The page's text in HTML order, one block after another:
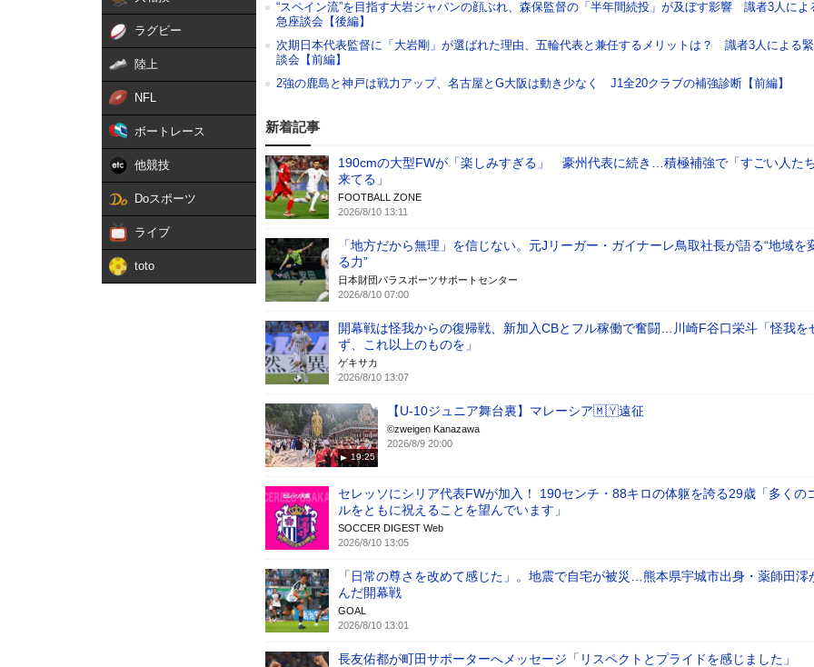
ラグビー
陸上
NFL
ボートレース
他競技
Doスポーツ
ライブ
toto
“スペイン流”を目指す大岩ジャパンの顔ぶれ、森保監督の「半年間続投」が及ぼす影響 識者3人によ
急座談会【後編】
次期日本代表監督に「大岩剛」が選ばれた理由、五輪代表と兼任するメリットは？ 識者3人による
談会【前編】
2強の鹿島と神戸は戦力アップ、名古屋とG大阪は動き少なく J1全20クラブの補強診断【前編】
新着記事
190cmの大型FWが「楽しみすぎる」 豪州代表に続き…積極補強で「すごい人た
来てる」
FOOTBALL ZONE
2026/8/10 13:11
「地方だから無理」を信じない。元Jリーガー・ガイナーレ鳥取社長が語る“地域を
る力”
日本財団パラスポーツサポートセンター
2026/8/10 07:00
開幕戦は怪我からの復帰戦、新加入CBとフル稼働で奮闘…川崎F谷口栄斗「怪我を
ず、これ以上のものを」
ゲキサカ
2026/8/10 13:07
19:25
【U-10ジュニア舞台裏】マレーシア🇲🇾遠征
©︎zweigen Kanazawa
2026/8/9 20:00
セレッソにシリア代表FWが加入！ 190センチ・88キロの体躯を誇る29歳「多くの
ルをともに祝えることを望んでいます」
SOCCER DIGEST Web
2026/8/10 13:05
「日常の尊さを改めて感じた」。地震で自宅が被災…熊本県宇城市出身・薬師田澪
んだ開幕戦
GOAL
2026/8/10 13:01
長友佑都が町田サポーターへメッセージ「リスペクトとプライドを感じました」